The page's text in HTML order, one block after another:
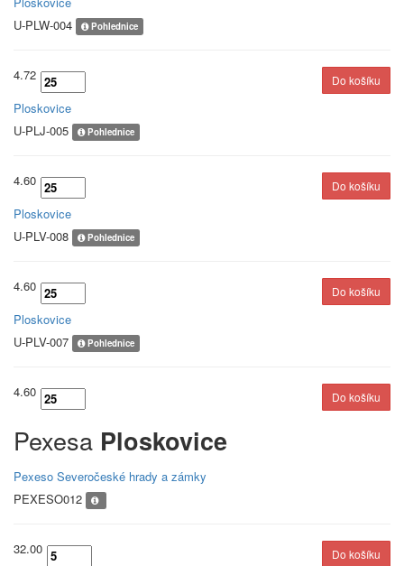
U-PLW-004
Pohlednice
4.72
Ploskovice
U-PLJ-005
Pohlednice
4.60
Ploskovice
U-PLV-008
Pohlednice
4.60
Ploskovice
U-PLV-007
Pohlednice
4.60
Pexesa Ploskovice
Pexeso Severočeské hrady a zámky
PEXESO012
32.00